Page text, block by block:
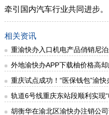
牵引国内汽车行业共同进步。
相关资讯
重渝快办入口机电产品俏销尼
外地渝快办APP下载柚价格高
重庆试点成功！“医保钱包”渝
轨道6号线重庆东站段顺利实现
胡衡华在渝北区渝快办注销公